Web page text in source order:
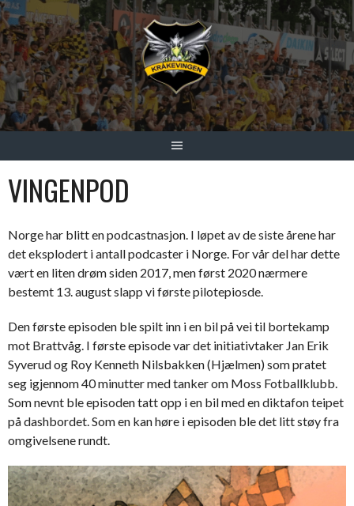
VINGENPOD
Norge har blitt en podcastnasjon. I løpet av de siste årene har
det eksplodert i antall podcaster i Norge. For vår del har dette
vært en liten drøm siden 2017, men først 2020 nærmere
bestemt 13. august slapp vi første pilotepiosde.
Den første episoden ble spilt inn i en bil på vei til bortekamp
mot Brattvåg. I første episode var det initiativtaker Jan Erik
Syverud og Roy Kenneth Nilsbakken (Hjælmen) som pratet
seg igjennom 40 minutter med tanker om Moss Fotballklubb.
Som nevnt ble episoden tatt opp i en bil med en diktafon teipet
på dashbordet. Som en kan høre i episoden ble det litt støy fra
omgivelsene rundt.